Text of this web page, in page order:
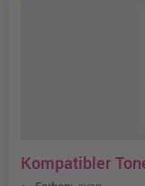
Kompatibler